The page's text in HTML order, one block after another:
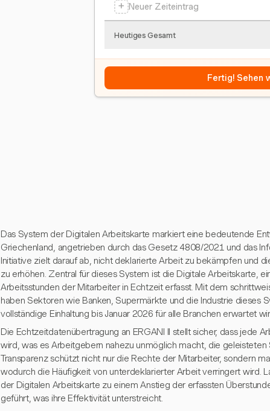
+ Neuer Zeiteintrag
Heutiges Gesamt
Fertig! Sehen
Das System der Digitalen Arbeitskarte markiert eine bedeutende
Griechenland, angetrieben durch das Gesetz 4808/2021 und das
Initiative zielt darauf ab, nicht deklarierte Arbeit zu bekämpfen und
zu erhöhen. Zentral für dieses System ist die Digitale Arbeitskarte,
Arbeitsstunden der Mitarbeiter in Echtzeit erfasst. Mit dem
haben Sektoren wie Banken, Supermärkte und die Industrie dieses
vollständige Einhaltung bis Januar 2026 für alle Branchen erwartet
Die Echtzeitdatenübertragung an ERGANI II stellt sicher, dass jede
wird, was es Arbeitgebern nahezu unmöglich macht, die geleisteten
Transparenz schützt nicht nur die Rechte der Mitarbeiter, sondern
wodurch die Häufigkeit von unterdeklarierter Arbeit verringert wird.
der Digitalen Arbeitskarte zu einem Anstieg der erfassten
geführt, was ihre Effektivität unterstreicht.